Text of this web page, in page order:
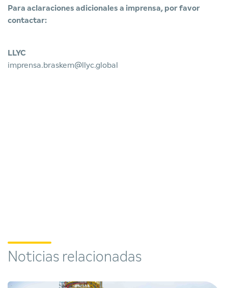
Para aclaraciones adicionales a imprensa, por favor
contactar:
LLYC
imprensa.braskem@llyc.global
Noticias relacionadas